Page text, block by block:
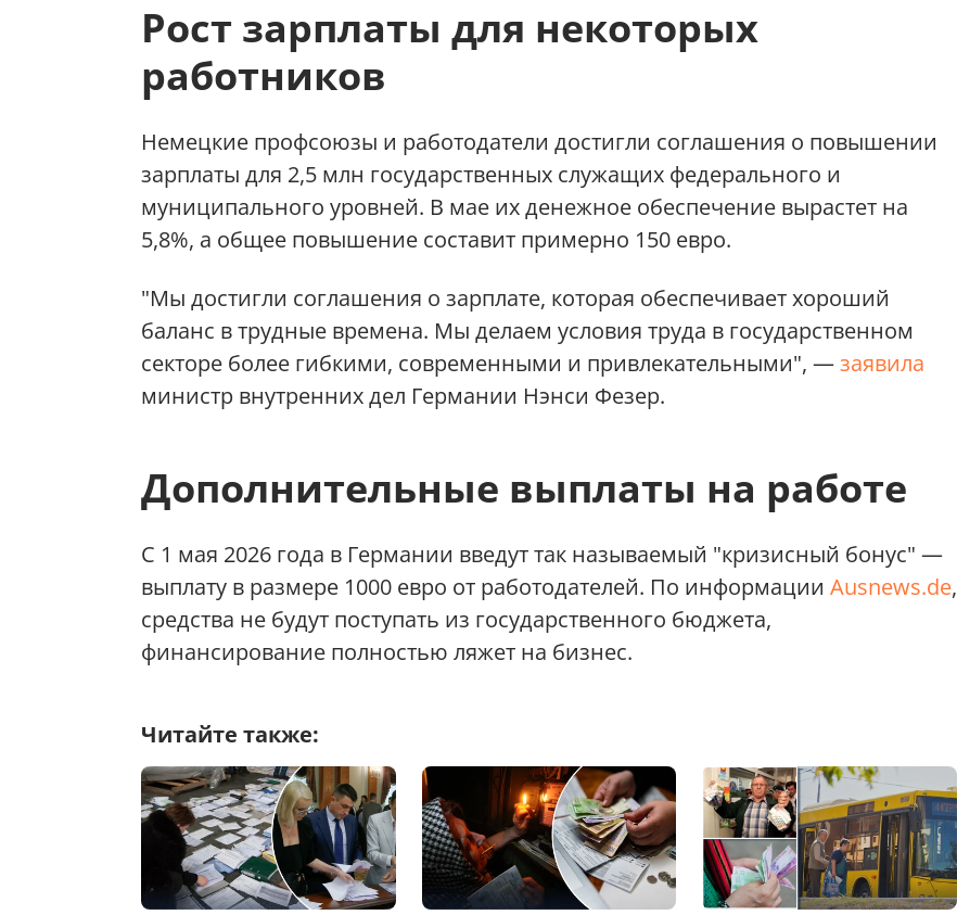
Рост зарплаты для некоторых
работников
Немецкие профсоюзы и работодатели достигли соглашения о повышении
зарплаты для 2,5 млн государственных служащих федерального и
муниципального уровней. В мае их денежное обеспечение вырастет на
5,8%, а общее повышение составит примерно 150 евро.
"Мы достигли соглашения о зарплате, которая обеспечивает хороший
баланс в трудные времена. Мы делаем условия труда в государственном
секторе более гибкими, современными и привлекательными", —заявила
министр внутренних дел Германии Нэнси Фезер.
Дополнительные выплаты на работе
С 1 мая 2026 года в Германии введут так называемый "кризисный бонус" —
выплату в размере 1000 евро от работодателей. По информации Ausnews.de,
средства не будут поступать из государственного бюджета,
финансирование полностью ляжет на бизнес.
Читайте также: